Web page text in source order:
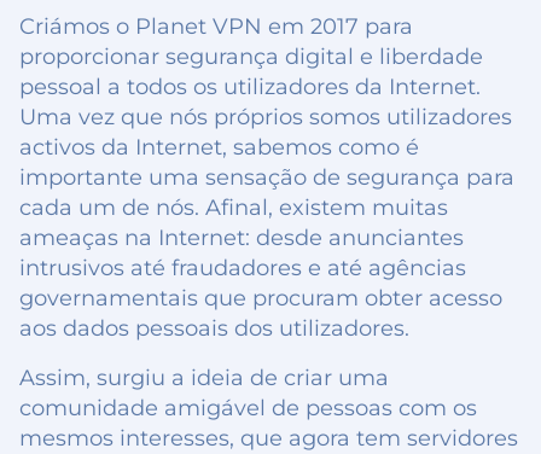
Criámos o Planet VPN em 2017 para
proporcionar segurança digital e liberdade
pessoal a todos os utilizadores da Internet.
Uma vez que nós próprios somos utilizadores
activos da Internet, sabemos como é
importante uma sensação de segurança para
cada um de nós. Afinal, existem muitas
ameaças na Internet: desde anunciantes
intrusivos até fraudadores e até agências
governamentais que procuram obter acesso
aos dados pessoais dos utilizadores.
Assim, surgiu a ideia de criar uma
comunidade amigável de pessoas com os
mesmos interesses, que agora tem servidores